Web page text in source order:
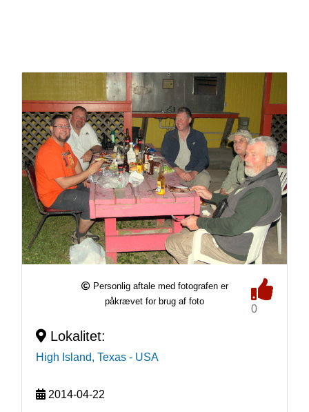
Personlig aftale med fotografen er
påkrævet for brug af foto
0
Lokalitet:
High Island, Texas - USA
2014-04-22